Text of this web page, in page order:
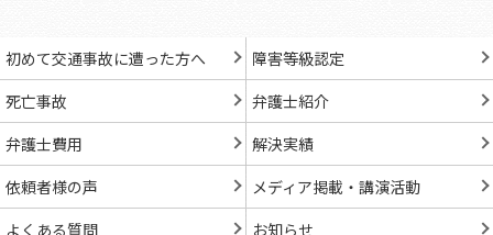
初めて交通事故に遭った方へ
障害等級認定
死亡事故
弁護士紹介
弁護士費用
解決実績
依頼者様の声
メディア掲載・講演活動
よくある質問
お知らせ